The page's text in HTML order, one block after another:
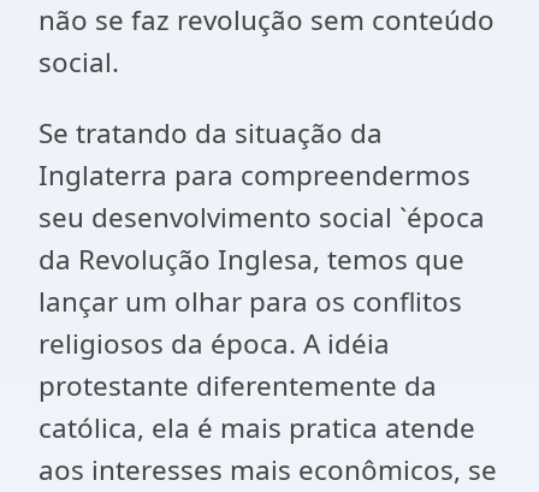
não se faz revolução sem conteúdo
social.
Se tratando da situação da
Inglaterra para compreendermos
seu desenvolvimento social `época
da Revolução Inglesa, temos que
lançar um olhar para os conflitos
religiosos da época. A idéia
protestante diferentemente da
católica, ela é mais pratica atende
aos interesses mais econômicos, se